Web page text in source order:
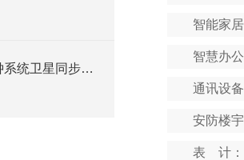
分享电力行业时钟系统卫星同步技术
智能家
智慧办
通讯设
安防楼
表 计：